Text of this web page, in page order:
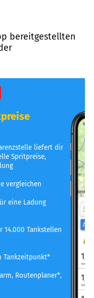
bereitgestellten
liefert dir
Spritpreise,
vergleichen
eine Ladung
Tankstellen
Tankzeitpunkt*
Routenplaner*,